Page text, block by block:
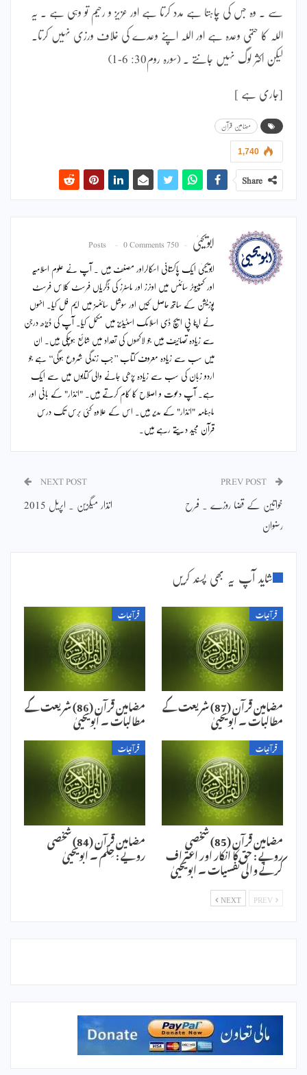
سے ۔ وہ جس کی چاہتا ہے مدد کرتا ہے اور عزیز و رحیم تو وہی ہے ۔ یہ
اللہ کا حتمی وعدہ ہے اور اللہ اپنے وعدے کی خلاف ورزی نہیں کرتا۔
لیکن اکثر لوگ نہیں جانتے ۔ (سورہ روم30: 6-1)
[جاری ہے ]
مضامین قرآن
1,740
Share
ابویحییٰ 750 Posts
0 Comments
ابویحییٰ ایک پاکستانی اسکالراور مصنف ہیں ۔ آپ نے علوم اسلامیہ
اور کمپیوٹر سائنس میں اونرز اور ماسٹرز کی ڈگریاں فرسٹ کلاس فرسٹ
پوزیشن کے ساتھ حاصل کیں اور سوشل سائنسز میں ایم فل کیا۔ انہوں
نے اپنا پی ایچ ڈی اسلامک اسٹیڈیز میں مکمل کیا۔ آپ کی ڈیڑھ درجن
سے زیادہ تصانیف ہیں جو لاکھوں کی تعداد میں شائع ہوچکی ہیں۔ ان
میں سب سے زیادہ معروف کتاب ’’جب زندگی شروع ہوگی‘‘ ہے جو
اردو زبان کی سب سے زیادہ پڑھی جانے والی کتابوں میں سے ایک
ہے۔ آپ دعوت و اصلاح کا کام کرتے ہیں۔ "انذار" کے بانی اور
ماہنامہ "انذار" کے مدیر ہیں۔ اس کے علاوہ کئی برس تک درس
قرآن مجید دیتے رہے ہیں۔
خواتین کے قضا روزے ۔ فرح
رضوان
NEXT POST
انذار میگزین ۔ اپریل 2015
شاید آپ یہ بھی پسند کریں
قرآنیات
مضامین قرآن (87) شریعت کے
مطالبات ۔ ابویحییٰ
قرآنیات
مضامین قرآن (86) شریعت کے
مطالبات ۔ ابویحییٰ
قرآنیات
مضامین قرآن (85) شخصی
رویے : حق کا انکار اور اعتراف
کرنے والی نفسیات ۔ ابویحییٰ
قرآنیات
مضامین قرآن (84) شخصی
رویے : حِلم ۔ ابویحییٰ
NEXT